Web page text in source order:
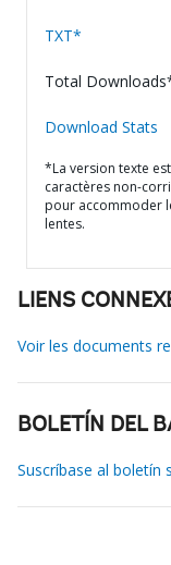
TXT*
Total
Download Stats
*La version texte
caractères non-
pour accommoder
lentes.
LIENS
Voir les documents
BOLETÍN DEL
Suscríbase al boletín